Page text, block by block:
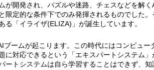
が開発され、パズルや迷路、チェスなどを解
限定的な条件下でのみ発揮されるものでした
る「イライザ(ELIZA)」が誕生しています。
ブームが起こります。この時代にはコンピュ
に対応できるという「エキスパートシステム
ートシステムは自ら学習することはできず、